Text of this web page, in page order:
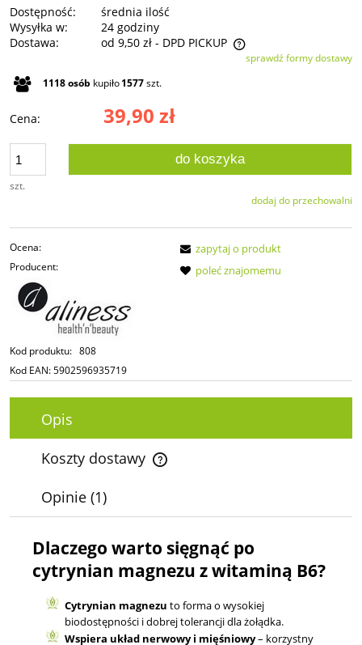
Dostępność:
średnia ilość
Wysyłka w:
24 godziny
Dostawa:
od 9,50 zł - DPD PICKUP
Cena nie zawiera ewentualnych kosztów płatnościsprawdź formy dostawy
1118osób kupiło1577szt.
Cena: 39,90 zł
szt.
do koszyka
dodaj do przechowalni
Ocena:
Producent:
Kod produktu: 808
Kod EAN:5902596935719
zapytaj o produkt
poleć znajomemu
Opis
Koszty dostawy
Cena nie zawiera ewentualnych kosztów płatności
Opinie (1)
Dlaczego warto sięgnąć po
cytrynian magnezu z witaminą B6?
Cytrynian magnezu to forma o wysokiej
biodostępności i dobrej tolerancji dla żołądka.
Wspiera układ nerwowy i mięśniowy– korzystny